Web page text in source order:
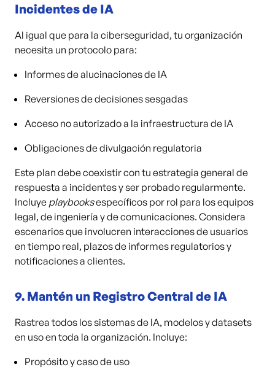
Incidentes de IA
Al igual que para la ciberseguridad, tu organización
necesita un protocolo para:
Informes de alucinaciones de IA
Reversiones de decisiones sesgadas
Acceso no autorizado a la infraestructura de IA
Obligaciones de divulgación regulatoria
Este plan debe coexistir con tu estrategia general de
respuesta a incidentes y ser probado regularmente.
Incluye playbooksespecíficos por rol para los equipos
legal, de ingeniería y de comunicaciones. Considera
escenarios que involucren interacciones de usuarios
en tiempo real, plazos de informes regulatorios y
notificaciones a clientes.
9. Mantén un Registro Central de IA
Rastrea todos los sistemas de IA, modelos y datasets
en uso en toda la organización. Incluye:
Propósito y caso de uso